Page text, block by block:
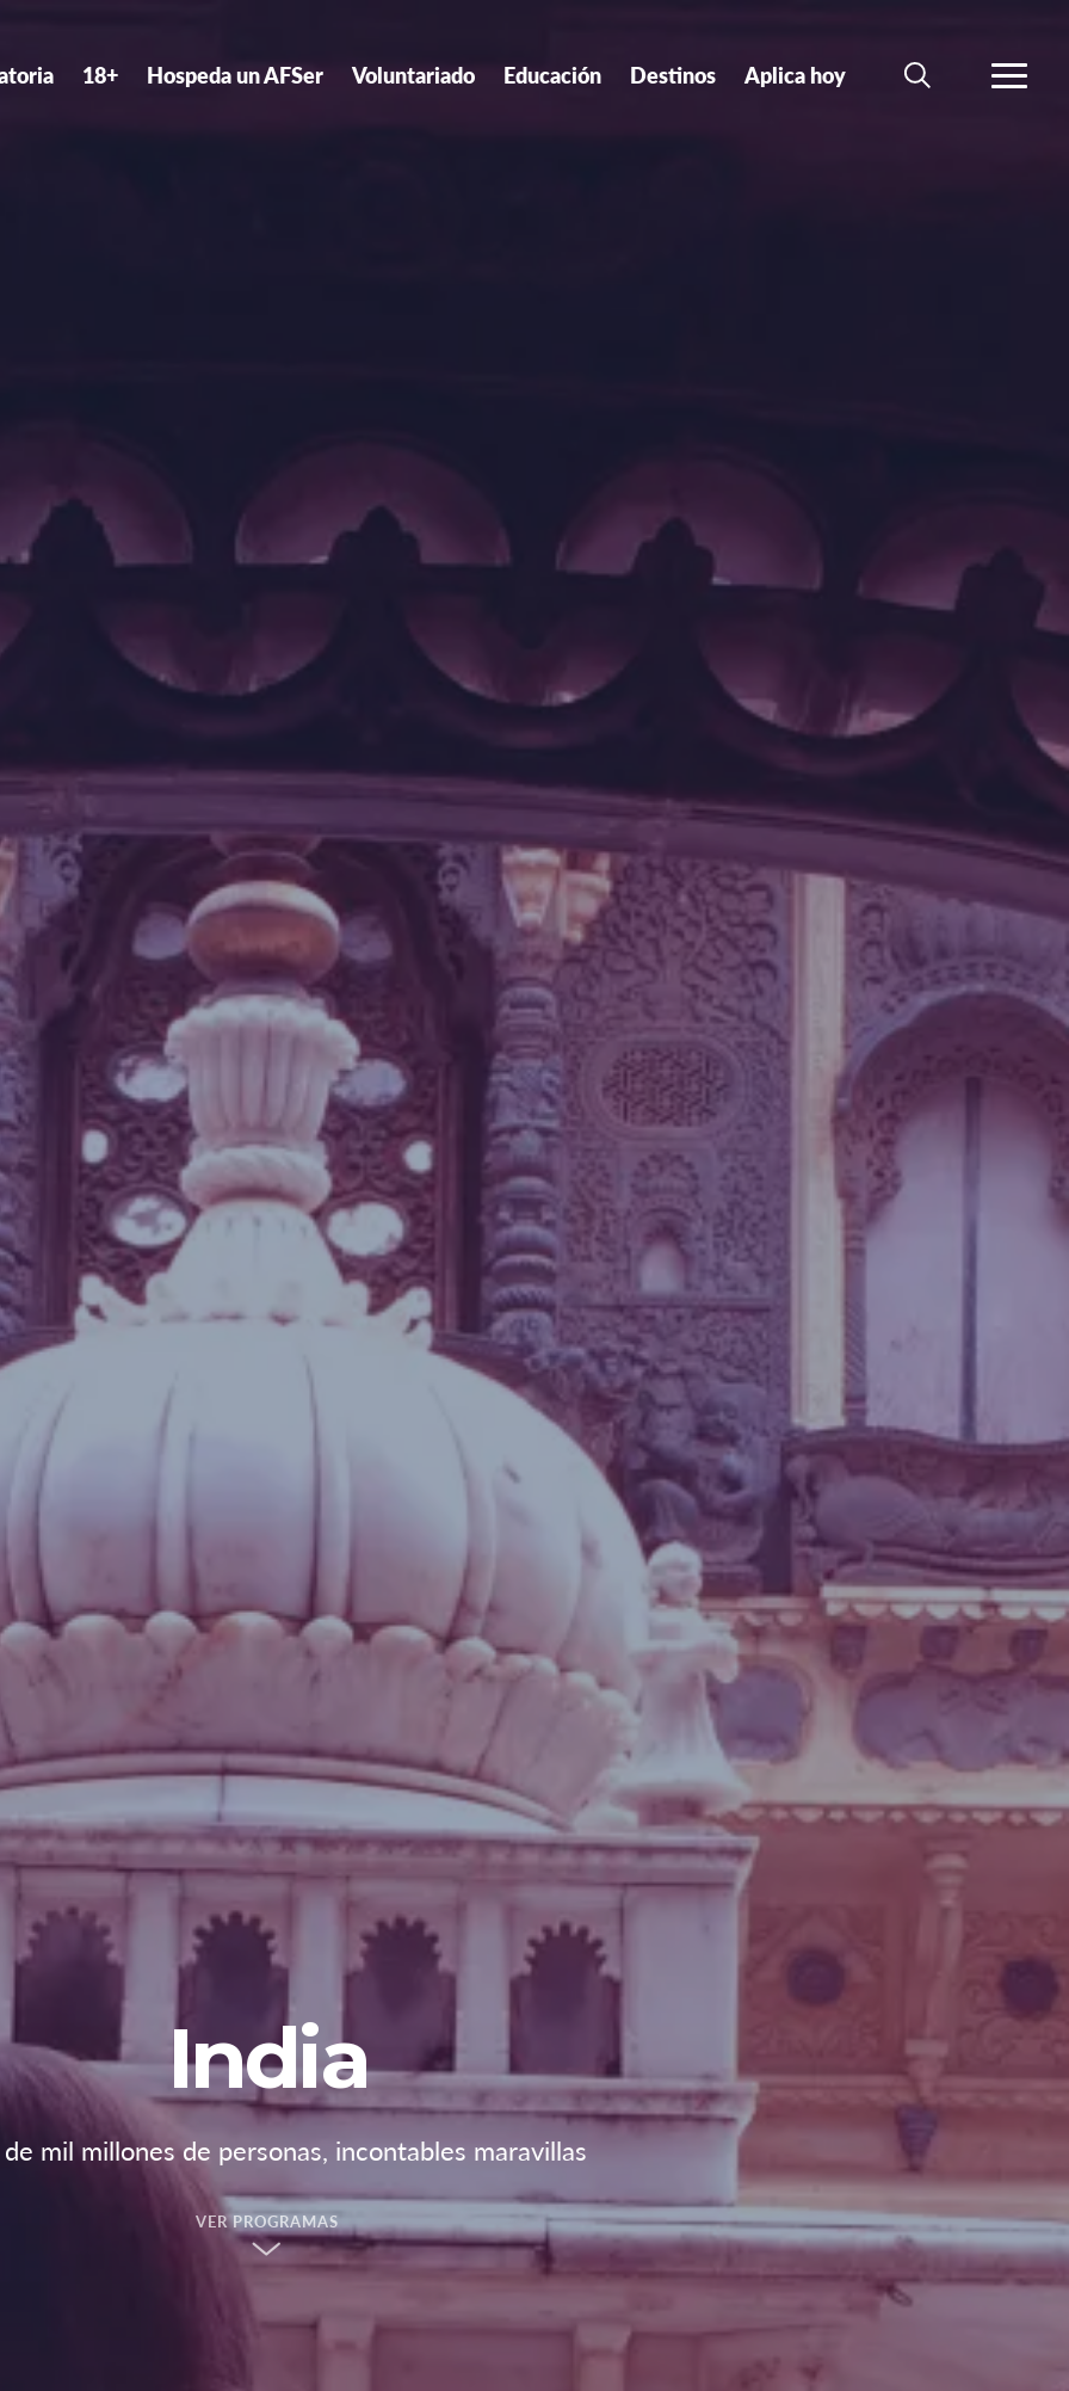
18+ Hospeda un AFSer Voluntariado Educación Destinos Aplica hoy
BUSCAR MÁS
India
mil millones de personas, incontables maravillas
VER PROGRAMAS